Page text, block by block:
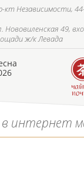
кт Независимости,
Нововиленская 49,
ж/к Левада
интернет